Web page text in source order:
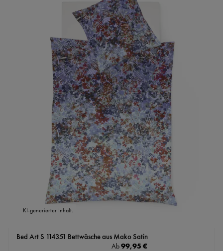
KI-generierter Inhalt.
Bed Art S 114351 Bettwäsche aus Mako Satin
Regulärer Preis:
Ab99,95 €